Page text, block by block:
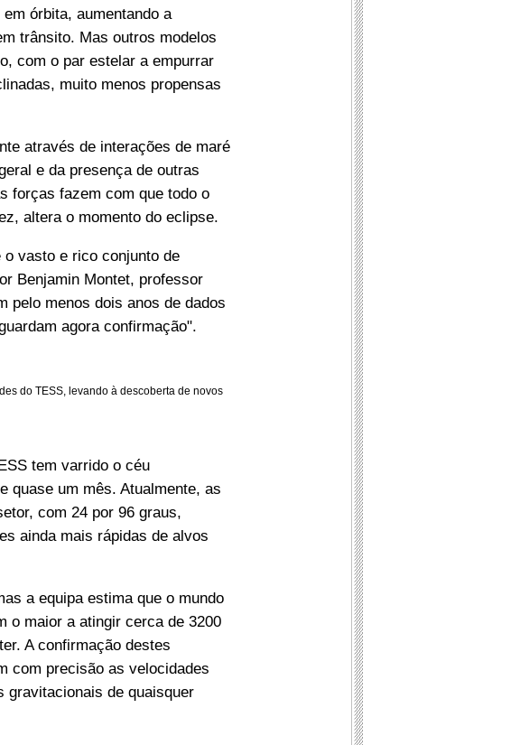
órbita, aumentando a
trânsito. Mas outros modelos
com o par estelar a empurrar
muito menos propensas
através de interações de maré
e da presença de outras
forças fazem com que todo o
altera o momento do eclipse.
vasto e rico conjunto de
Benjamin Montet, professor
pelo menos dois anos de dados
agora confirmação".
do TESS, levando à descoberta de novos
tem varrido o céu
quase um mês. Atualmente, as
com 24 por 96 graus,
ainda mais rápidas de alvos
a equipa estima que o mundo
o maior a atingir cerca de 3200
A confirmação destes
com precisão as velocidades
gravitacionais de quaisquer